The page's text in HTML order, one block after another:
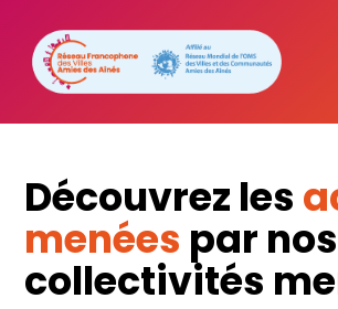
Découvrez les
menées par nos
collectivités